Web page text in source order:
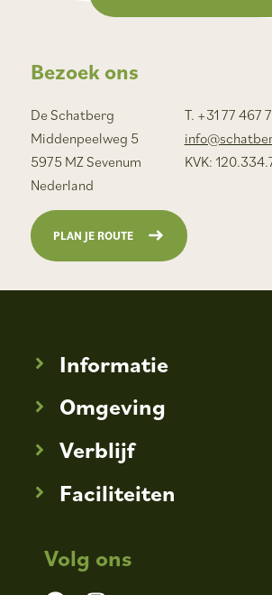
Informatie
Omgeving
Verblijf
Faciliteiten
Volg ons
Bezoek ons
De Schatberg
Middenpeelweg 5
5975 MZ Sevenum
Nederland
T. +31 77 467
KVK:
PLAN JE ROUTE